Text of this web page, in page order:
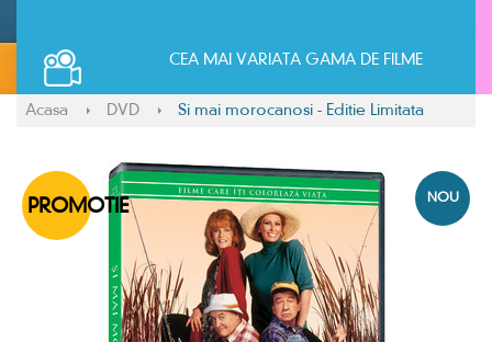
CEA MAI VARIATA GAMA DE FILME
Acasa DVD Si mai morocanosi - Editie Limitata
NOU
PROMOTIE